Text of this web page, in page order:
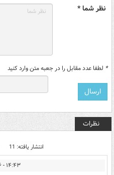
نظر شما *
* لطفا عدد مقابل را در جعبه متن وارد کنید
نظرات
انتشار یافته: 11
۱۴:۴۳ - ۱۳۹۵/۰۶/۲۶